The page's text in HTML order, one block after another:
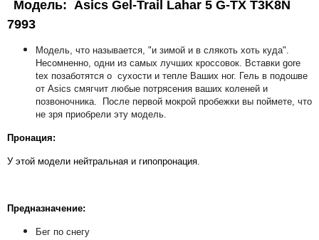
Модель: Asics Gel-Trail Lahar 5 G-TX T3K8N
7993
Модель, что называется, "и зимой и в слякоть хоть куда".
Несомненно, одни из самых лучших кроссовок. Вставки gore
tex позаботятся о сухости и тепле Ваших ног. Гель в подошве
от Asics смягчит любые потрясения ваших коленей и
позвоночника. После первой мокрой пробежки вы поймете, что
не зря приобрели эту модель.
Пронация:
У этой модели нейтральная и гипопронация.
Предназначение:
Бег по снегу